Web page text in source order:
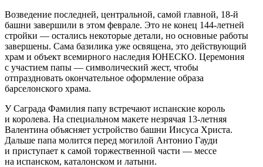
Возведение последней, центральной, самой главной, 18-й
башни завершили в этом феврале. Это не конец 144-летней
стройки — остались некоторые детали, но основные работы
завершены. Сама базилика уже освящена, это действующий
храм и объект всемирного наследия ЮНЕСКО. Церемония
с участием папы — символический жест, чтобы
отпраздновать окончательное оформление образа
барселонского храма.
У Саграда Фамилия папу встречают испанские король
и королева. На специальном макете незрячая 13-летняя
Валентина объясняет устройство башни Иисуса Христа.
Дальше папа молится перед могилой Антонио Гауди
и приступает к самой торжественной части — мессе
на испанском, каталонском и латыни.